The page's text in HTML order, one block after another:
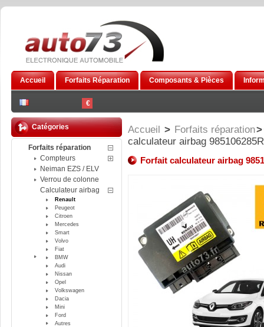
€
Accueil Forfaits Réparation Composants & Pièces
Catégories
Forfaits réparation
Compteurs
Neiman EZS / ELV
Verrou de colonne
Calculateur airbag
Renault
Peugeot
Citroen
Mercedes
Smart
Volvo
Fiat
BMW
Audi
Nissan
Opel
Volkswagen
Dacia
Mini
Ford
Autres
Accueil > Forfaits réparation>
calculateur airbag 985106285R
Forfait calculateur airbag